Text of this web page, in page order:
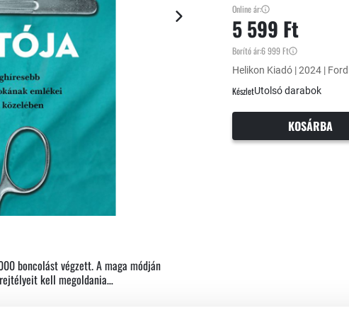
boncolást végzett. A maga módján
kell megoldania…
Online ár:
5 599 Ft
Borító ár:6 999 Ft
Helikon Kiadó | 2024 |
KészletUtolsó darabok
KOSÁRBA